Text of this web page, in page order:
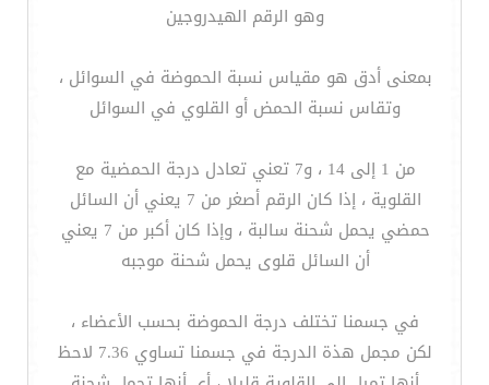
وهو الرقم الهيدروجين
بمعنى أدق هو مقياس نسبة الحموضة في السوائل ،
وتقاس نسبة الحمض أو القلوي في السوائل
من 1 إلى 14 ، و7 تعني تعادل درجة الحمضية مع
القلوية ، إذا كان الرقم أصغر من 7 يعني أن السائل
حمضي يحمل شحنة سالبة ، وإذا كان أكبر من 7 يعني
أن السائل قلوى يحمل شحنة موجبه
في جسمنا تختلف درجة الحموضة بحسب الأعضاء ،
لكن مجمل هذة الدرجة في جسمنا تساوي 7.36 لاحظ